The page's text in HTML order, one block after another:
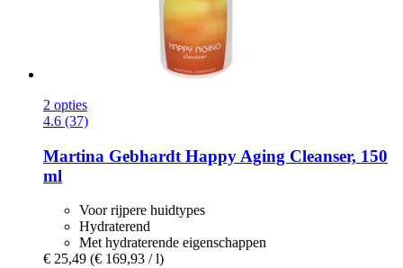
2 opties
4.6 (37)
Martina Gebhardt Happy Aging Cleanser, 150
ml
Voor rijpere huidtypes
Hydraterend
Met hydraterende eigenschappen
€ 25,49 (€ 169,93 / l)